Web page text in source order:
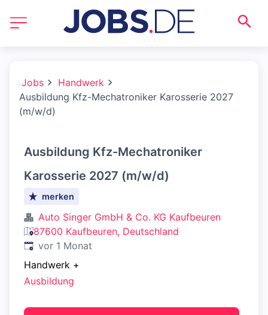
Jobs
Handwerk
Ausbildung Kfz-Mechatroniker Karosserie 2027
(m/w/d)
Ausbildung Kfz-Mechatroniker
Karosserie 2027 (m/w/d)
merken
Auto Singer GmbH & Co. KG Kaufbeuren
87600 Kaufbeuren, Deutschland
Veröffentlicht:
vor 1 Monat
Handwerk +
Ausbildung